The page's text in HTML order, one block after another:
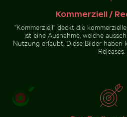
Wunderkerze mit Botschaft
Kommerziell /
“Kommerziell” deckt die
ist eine Ausnahme, welche
Nutzung erlaubt. Diese Bilder
Releases.